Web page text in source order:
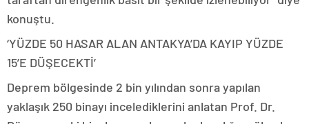
konuştu.
‘YÜZDE 50 HASAR ALAN ANTAKYA’DA KAYIP YÜZDE
15’E DÜŞECEKTİ’
Deprem bölgesinde 2 bin yılından sonra yapılan
yaklaşık 250 binayı incelediklerini anlatan Prof. Dr.